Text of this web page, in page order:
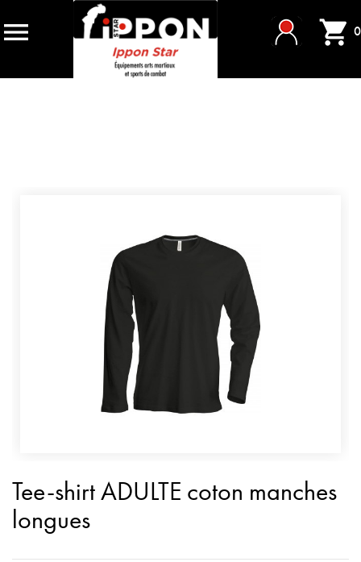
  0
Tee-shirt ADULTE coton manches
longues